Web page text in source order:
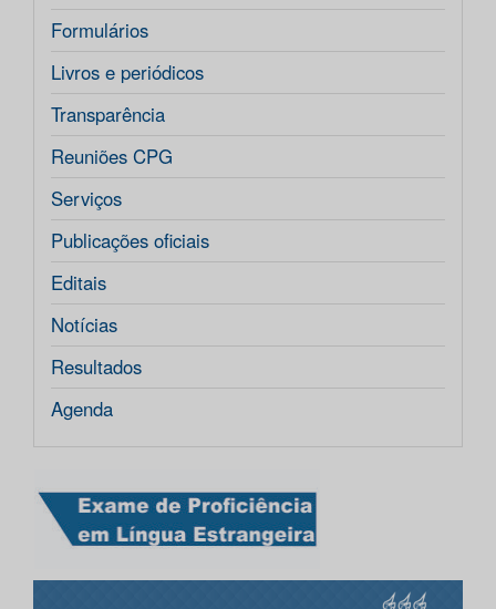
Formulários
Livros e periódicos
Transparência
Reuniões CPG
Serviços
Publicações oficiais
Editais
Notícias
Resultados
Agenda